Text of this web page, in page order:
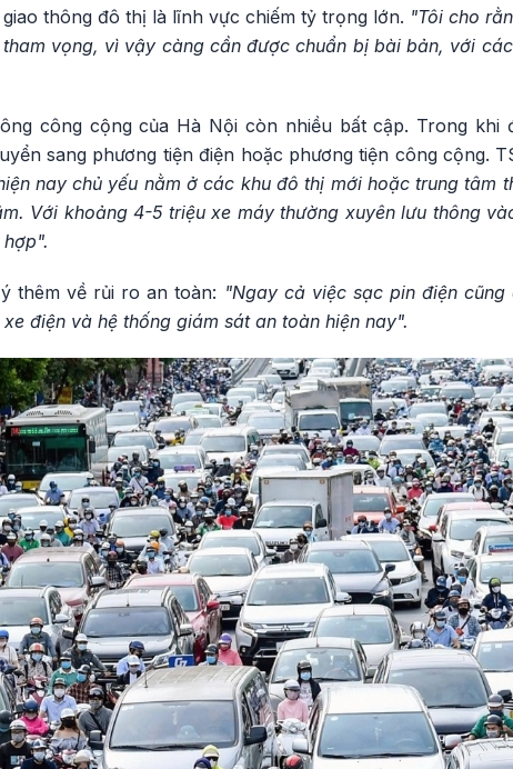
thông đô thị là lĩnh vực chiếm tỷ trọng lớn. "Tôi cho
vọng, vì vậy càng cần được chuẩn bị bài bản, với
công cộng của Hà Nội còn nhiều bất cập. Trong khi
sang phương tiện điện hoặc phương tiện công cộng.
nay chủ yếu nằm ở các khu đô thị mới hoặc trung tâm
Với khoảng 4-5 triệu xe máy thường xuyên lưu thông
thêm về rủi ro an toàn: "Ngay cả việc sạc pin điện
điện và hệ thống giám sát an toàn hiện nay".